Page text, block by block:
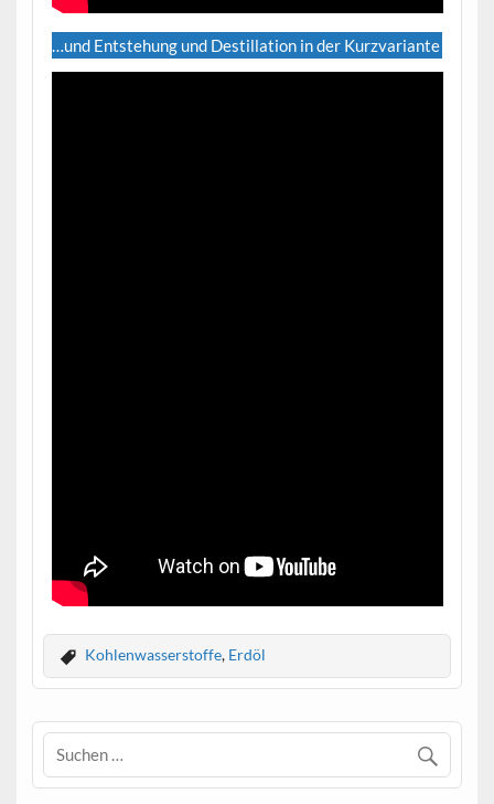
…und Entstehung und Destillation in der Kurzvariante
Kohlenwasserstoffe, Erdöl